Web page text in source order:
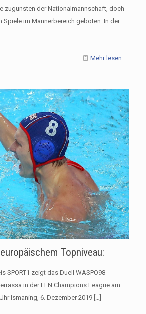
zugunsten der Nationalmannschaft, doch
Spiele im Männerbereich geboten: In der
Mehr lesen
Topniveau:
SPORT1 zeigt das Duell WASPO98
in der LEN Champions League am
Ismaning, 6. Dezember 2019 […]